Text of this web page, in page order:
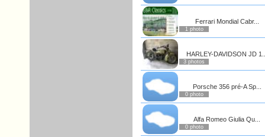
Ferrari Mondial Cabr...
1 photo
HARLEY-DAVIDSON JD
3 photos
Porsche 356 pré-A Sp...
0 photo
Alfa Romeo Giulia Qu...
0 photo